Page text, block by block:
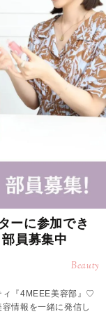
ーに参加でき
員募集中
Beauty
ィ『4MEEE美容部』♡
情報を一緒に発信し